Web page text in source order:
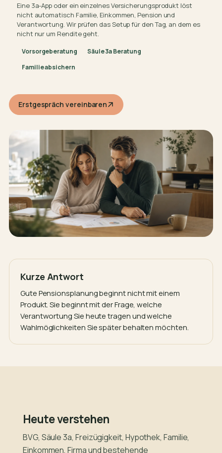
Eine 3a-App oder ein einzelnes Versicherungsprodukt löst
nicht automatisch Familie, Einkommen, Pension und
Verantwortung. Wir prüfen das Setup für den Tag, an dem es
nicht nur um Rendite geht.
Vorsorgeberatung
Säule 3a Beratung
Familie absichern
Erstgespräch vereinbaren
Kurze Antwort
Gute Pensionsplanung beginnt nicht mit einem
Produkt. Sie beginnt mit der Frage, welche
Verantwortung Sie heute tragen und welche
Wahlmöglichkeiten Sie später behalten möchten.
Heute verstehen
BVG, Säule 3a, Freizügigkeit, Hypothek, Familie,
Einkommen, Firma und bestehende